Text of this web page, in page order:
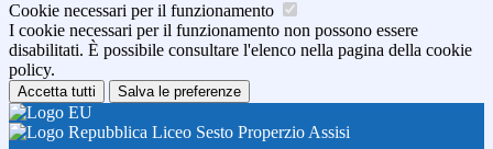
Cookie necessari per il funzionamento
I cookie necessari per il funzionamento non possono essere
disabilitati. È possibile consultare l'elenco nella pagina della cookie
policy.
Accetta tutti Salva le preferenze
Liceo Sesto Properzio Assisi